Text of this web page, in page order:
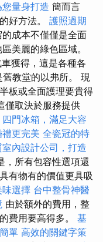
量身打造 簡而言
好方法。 護照過期
成本不僅僅是全面
美麗的綠色區域。
獲得，這是各種各
教堂的以弗所。 現
板或全面護理要貴得
僅取決於服務提供
四門冰箱，滿足大容
更完美 全瓷冠的特
室內設計公司，打造
，所有包容性選項還
有物有的價值更具吸
選擇 台中整骨神醫
由於額外的費用，整
費用要高得多。 基
單 高效的關鍵字策